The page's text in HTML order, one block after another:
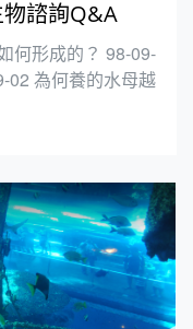
諮詢Q&A
何形成的？ 98-09-
02 為何養的水母越